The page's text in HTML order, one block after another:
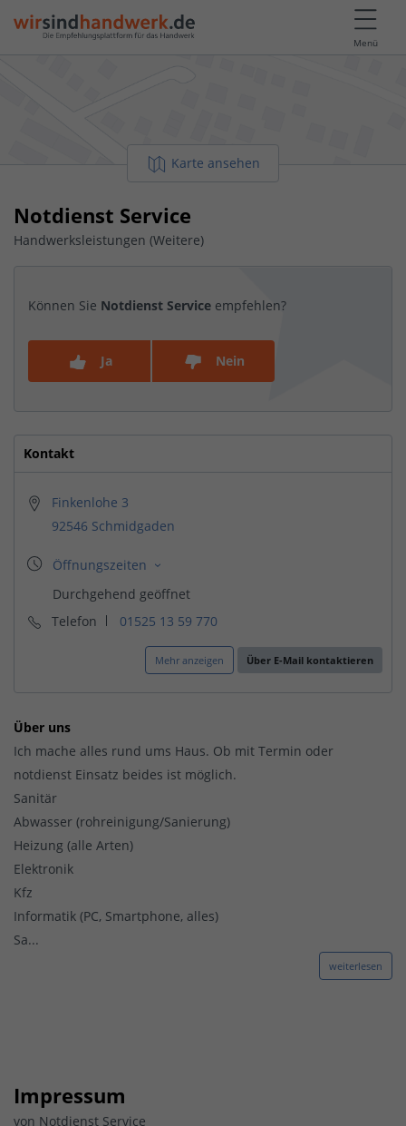
Menü
Karte ansehen
Notdienst Service
Handwerksleistungen (Weitere)
Können Sie Notdienst Service empfehlen?
Ja Nein
Kontakt
Finkenlohe 3
92546 Schmidgaden
Telefon 01525 13 59 770
Mehr anzeigen Über E-Mail kontaktieren
Über uns
Ich mache alles rund ums Haus. Ob mit Termin oder
notdienst Einsatz beides ist möglich.
Sanitär
Abwasser (rohreinigung/Sanierung)
Heizung (alle Arten)
Elektronik
Kfz
Informatik (PC, Smartphone, alles)
Sa...
weiterlesen
Impressum
von Notdienst Service